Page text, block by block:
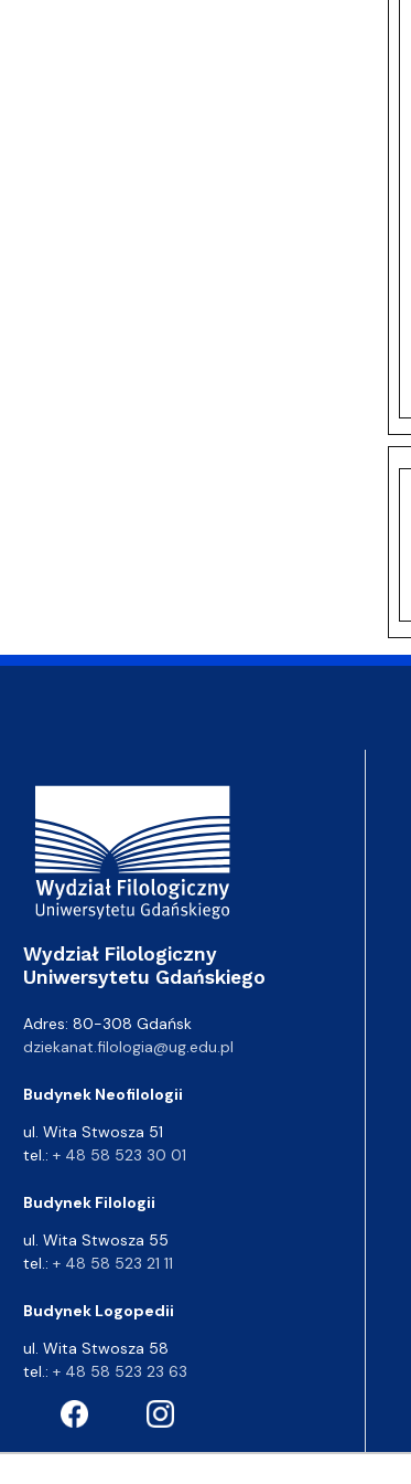
Adres Wydziału
Wydział Filologiczny
Uniwersytetu Gdańskiego
Adres: 80-308 Gdańsk
dziekanat.filologia@ug.edu.pl
Budynek Neofilologii
ul. Wita Stwosza 51
tel.: + 48 58 523 30 01
Budynek Filologii
ul. Wita Stwosza 55
tel.: + 48 58 523 21 11
Budynek Logopedii
ul. Wita Stwosza 58
tel.: + 48 58 523 23 63